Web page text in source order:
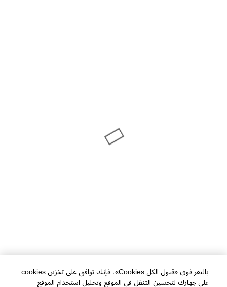
بالنقر فوق «قبول الكل Cookies»، فإنك توافق على تخزين cookies
على جهازك لتحسين التنقل في الموقع وتحليل استخدام الموقع